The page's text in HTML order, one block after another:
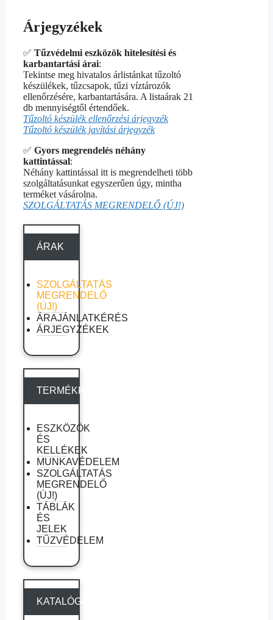
Árjegyzékek
✅ Tűzvédelmi eszközök hitelesítési és
karbantartási árai:
Tekintse meg hivatalos árlistánkat tűzoltó
készülékek, tűzcsapok, tűzi víztározók
ellenőrzésére, karbantartására. A listaárak 21
db mennyiségtől értendőek.
Tűzoltó készülék ellenőrzési árjegyzék
Tűzoltó készülék javítási árjegyzék
✅ Gyors megrendelés néhány
kattintással:
Néhány kattintással itt is megrendelheti több
szolgáltatásunkat egyszerűen úgy, mintha
terméket vásárolna.
SZOLGÁLTATÁS MEGRENDELŐ (ÚJ!)
ÁRAK
SZOLGÁLTATÁS
MEGRENDELŐ
(ÚJ!)
ÁRAJÁNLATKÉRÉS
ÁRJEGYZÉKEK
TERMÉKKATEGÓRIÁK
ESZKÖZÖK
ÉS
KELLÉKEK
MUNKAVÉDELEM
SZOLGÁLTATÁS
MEGRENDELŐ
(ÚJ!)
TÁBLÁK
ÉS
JELEK
TŰZVÉDELEM
KATALÓGUSAINK